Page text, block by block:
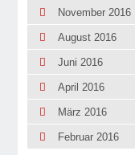
November 2016
August 2016
Juni 2016
April 2016
März 2016
Februar 2016